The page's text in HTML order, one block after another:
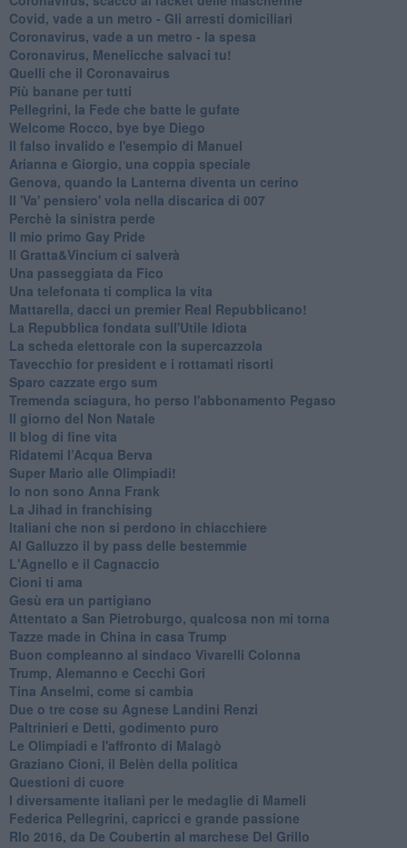
Covid, vade a un metro - Gli arresti domiciliari
Coronavirus, vade a un metro - la spesa
Coronavirus, Menelicche salvaci tu!
Quelli che il Coronavairus
Più banane per tutti
Pellegrini, la Fede che batte le gufate
Welcome Rocco, bye bye Diego
Il falso invalido e l'esempio di Manuel
Arianna e Giorgio, una coppia speciale
Genova, quando la Lanterna diventa un cerino
Il 'Va' pensiero' vola nella discarica di 007
Perchè la sinistra perde
Il mio primo Gay Pride
Il Gratta&Vincium ci salverà
Una passeggiata da Fico
Una telefonata ti complica la vita
Mattarella, dacci un premier Real Repubblicano!
La Repubblica fondata sull'Utile Idiota
La scheda elettorale con la supercazzola
Tavecchio for president e i rottamati risorti
Sparo cazzate ergo sum
Tremenda sciagura, ho perso l'abbonamento Pegaso
Il giorno del Non Natale
Il blog di fine vita
​Ridatemi l’Acqua Berva
Super Mario alle Olimpiadi!
Io non sono Anna Frank
​La Jihad in franchising
Italiani che non si perdono in chiacchiere
Al Galluzzo il by pass delle bestemmie
L'Agnello e il Cagnaccio
Cioni ti ama
​Gesù era un partigiano
Attentato a San Pietroburgo, qualcosa non mi torna
Tazze made in China in casa Trump
Buon compleanno al sindaco Vivarelli Colonna
Trump, Alemanno e Cecchi Gori
Tina Anselmi, come si cambia
Due o tre cose su Agnese Landini Renzi
Paltrinieri e Detti, godimento puro
Le Olimpiadi e l'affronto di Malagò
Graziano Cioni, il Belèn della politica
Questioni di cuore
I diversamente italiani per le medaglie di Mameli
Federica Pellegrini, capricci e grande passione
RIo 2016, da De Coubertin al marchese Del Grillo